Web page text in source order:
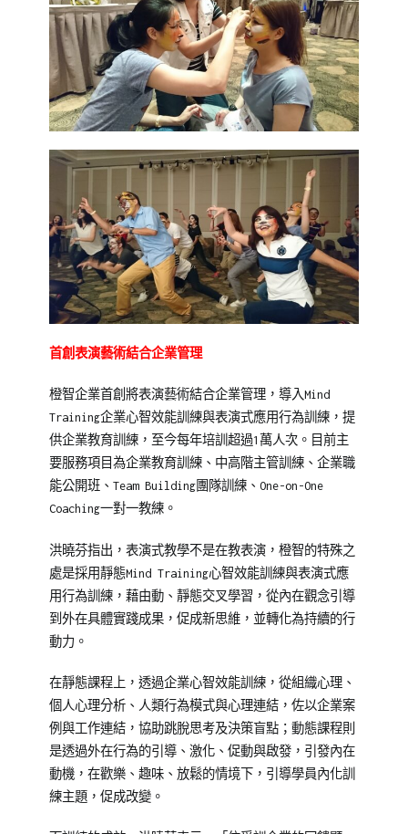
首創表演藝術結合企業管理
橙智企業首創將表演藝術結合企業管理，導入Mind
Training企業心智效能訓練與表演式應用行為訓練，提
供企業教育訓練，至今每年培訓超過1萬人次。目前主
要服務項目為企業教育訓練、中高階主管訓練、企業職
能公開班、Team Building團隊訓練、One-on-One
Coaching一對一教練。
洪曉芬指出，表演式教學不是在教表演，橙智的特殊之
處是採用靜態Mind Training心智效能訓練與表演式應
用行為訓練，藉由動、靜態交叉學習，從內在觀念引導
到外在具體實踐成果，促成新思維，並轉化為持續的行
動力。
在靜態課程上，透過企業心智效能訓練，從組織心理、
個人心理分析、人類行為模式與心理連結，佐以企業案
例與工作連結，協助跳脫思考及決策盲點；動態課程則
是透過外在行為的引導、激化、促動與啟發，引發內在
動機，在歡樂、趣味、放鬆的情境下，引導學員內化訓
練主題，促成改變。